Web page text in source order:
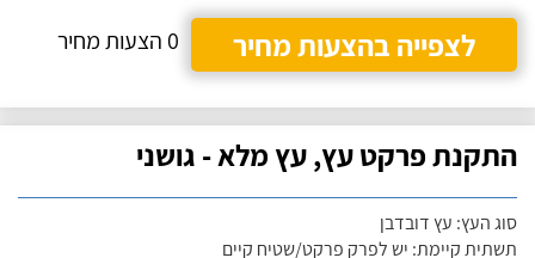
לצפייה בהצעות מחיר
0 הצעות מחיר
התקנת פרקט עץ, עץ מלא - גושני
סוג העץ: עץ דובדבן
תשתית קיימת: יש לפרק פרקט/שטיח קיים